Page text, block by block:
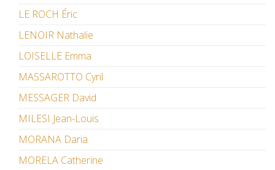
LE ROCH Éric
LENOIR Nathalie
LOISELLE Emma
MASSAROTTO Cyril
MESSAGER David
MILESI Jean-Louis
MORANA Daria
MORELA Catherine